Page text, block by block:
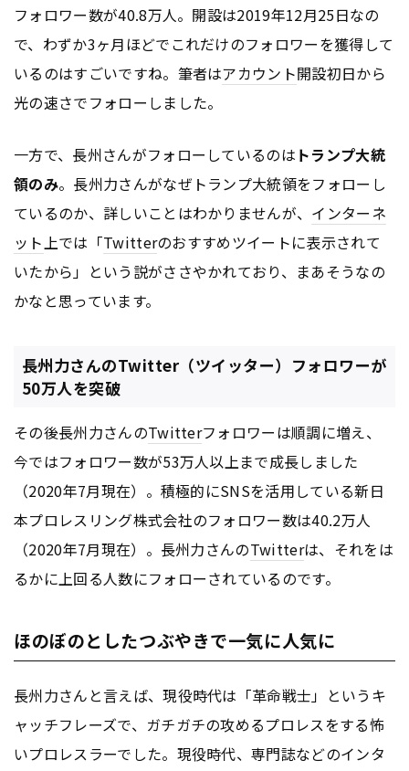
フォロワー数が40.8万人。開設は2019年12月25日なの
で、わずか3ヶ月ほどでこれだけのフォロワーを獲得して
いるのはすごいですね。筆者はアカウント開設初日から
光の速さでフォローしました。
一方で、長州さんがフォローしているのは トランプ大統
領のみ。長州力さんがなぜトランプ大統領をフォローし
ているのか、詳しいことはわかりませんが、 インターネ
ット上では「Twitterのおすすめツイートに表示されて
いたから」という説がささやかれており、まあそうなの
かなと思っています。
長州力さんのTwitter（ツイッター）フォロワーが
50万人を突破
その後長州力さんのTwitterフォロワーは順調に増え、
今ではフォロワー数が53万人以上まで成長しました
（2020年7月現在）。積極的にSNSを活用している新日
本プロレスリング株式会社のフォロワー数は40.2万人
（2020年7月現在）。長州力さんのTwitterは、それをは
るかに上回る人数にフォローされているのです。
ほのぼのとしたつぶやきで一気に人気に
長州力さんと言えば、現役時代は「革命戦士」というキ
ャッチフレーズで、ガチガチの攻めるプロレスをする怖
いプロレスラーでした。現役時代、専門誌などのインタ